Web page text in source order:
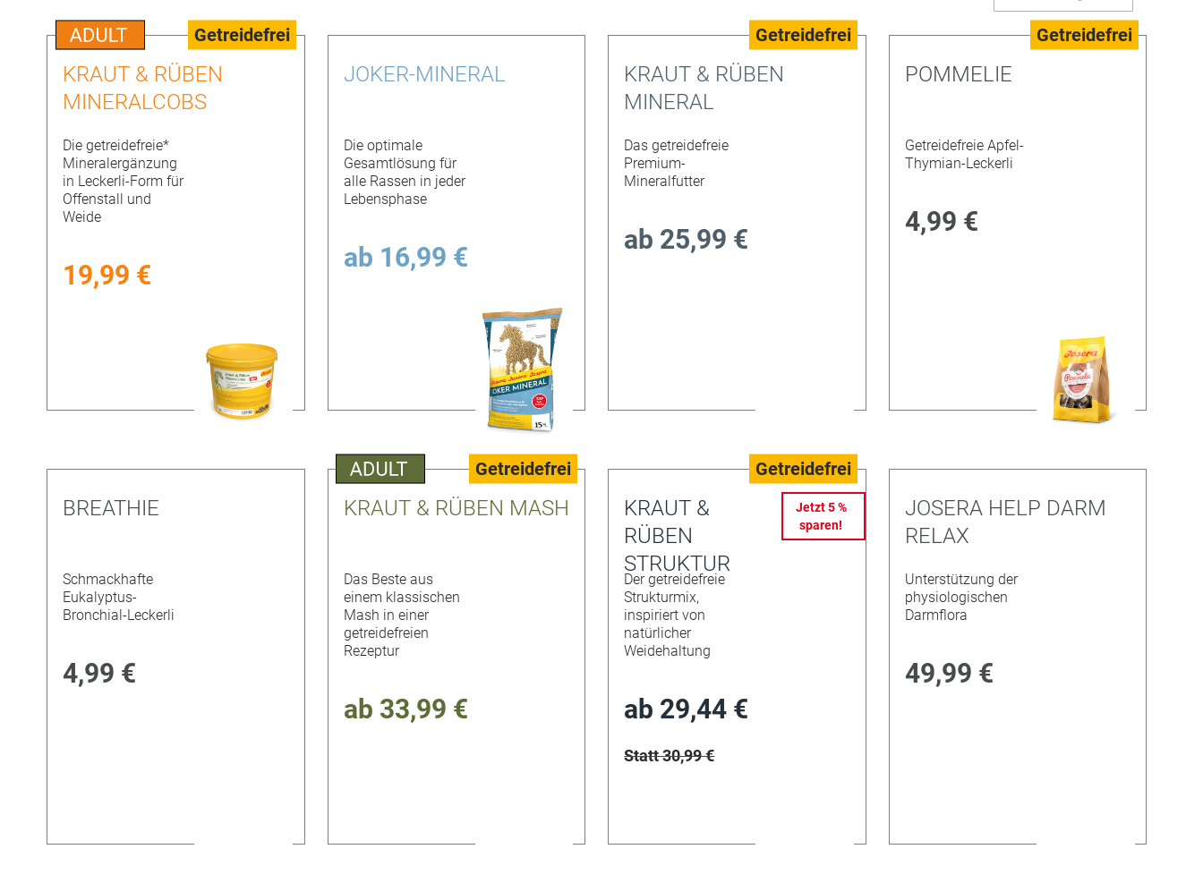
Getreidefrei
KRAUT & RÜBEN
MINERALCOBS
Die getreidefreie*
Mineralergänzung
in Leckerli-Form für
Offenstall und
Weide
19,99 €
JOKER-MINERAL
Die optimale
Gesamtlösung für
alle Rassen in jeder
Lebensphase
ab 16,99 €
Getreidefrei
KRAUT & RÜBEN
MINERAL
Das getreidefreie
Premium-
Mineralfutter
ab 25,99 €
Getreidefrei
POMMELIE
Getreidefreie Apfel-
Thymian-Leckerli
4,99 €
BREATHIE
Schmackhafte
Eukalyptus-
Bronchial-Leckerli
4,99 €
Getreidefrei
KRAUT & RÜBEN MASH
Das Beste aus
einem klassischen
Mash in einer
getreidefreien
Rezeptur
ab 33,99 €
Getreidefrei
Jetzt 5 %
sparen!
KRAUT &
RÜBEN
STRUKTUR
Der getreidefreie
Strukturmix,
inspiriert von
natürlicher
Weidehaltung
ab 29,44 €
Statt 30,99 €
JOSERA HELP DARM
RELAX
Unterstützung der
physiologischen
Darmflora
49,99 €